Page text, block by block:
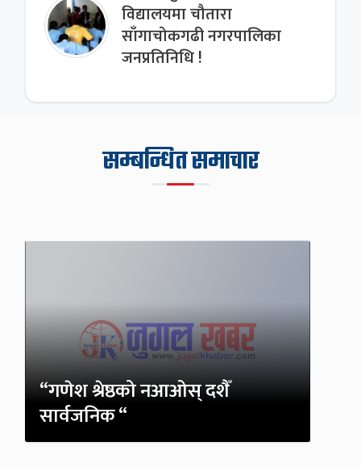
विद्यालयमा चौतारा
साँगाचोकगढी नगरपालिका
जनप्रतिनिधि !
सम्बन्धित समाचार
“गणेश श्रेष्ठको नआओस् दशैँ
सार्वजनिक “